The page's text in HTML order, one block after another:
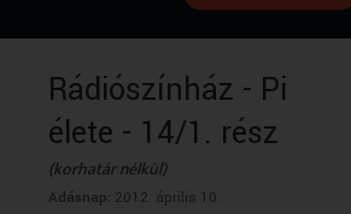
Rádiószínház - Pi
élete - 14/1. rész
(korhatár nélkül)
Adásnap: 2012. április 10.